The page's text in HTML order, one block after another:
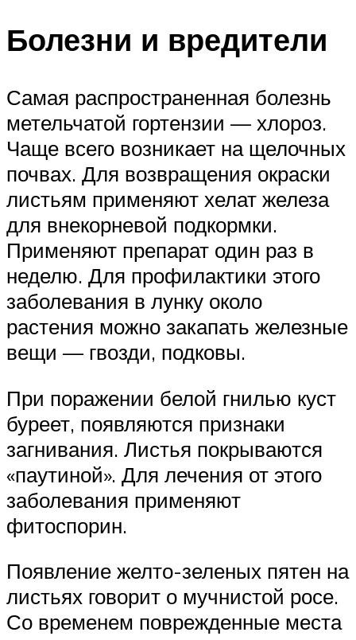
Болезни и вредители
Самая распространенная болезнь
метельчатой гортензии — хлороз.
Чаще всего возникает на щелочных
почвах. Для возвращения окраски
листьям применяют хелат железа
для внекорневой подкормки.
Применяют препарат один раз в
неделю. Для профилактики этого
заболевания в лунку около
растения можно закапать железные
вещи — гвозди, подковы.
При поражении белой гнилью куст
буреет, появляются признаки
загнивания. Листья покрываются
«паутиной». Для лечения от этого
заболевания применяют
фитоспорин.
Появление желто-зеленых пятен на
листьях говорит о мучнистой росе.
Со временем поврежденные места